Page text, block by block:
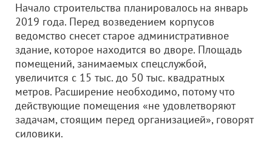
Начало строительства планировалось на январь
2019 года. Перед возведением корпусов
ведомство снесет старое административное
здание, которое находится во дворе. Площадь
помещений, занимаемых спецслужбой,
увеличится с 15 тыс. до 50 тыс. квадратных
метров. Расширение необходимо, потому что
действующие помещения «не удовлетворяют
задачам, стоящим перед организацией», говорят
силовики.